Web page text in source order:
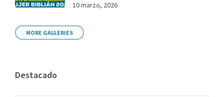
10 marzo, 2026
MORE GALLERIES
Destacado